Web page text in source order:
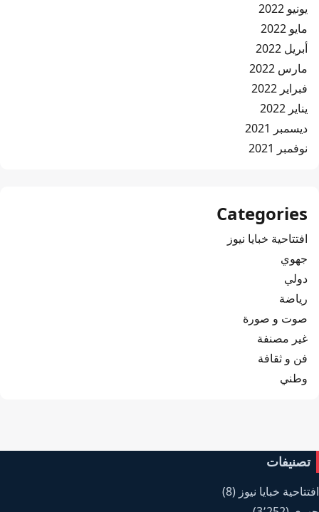
يونيو 2022
مايو 2022
أبريل 2022
مارس 2022
فبراير 2022
يناير 2022
ديسمبر 2021
نوفمبر 2021
Categories
افتتاحية خبايا نيوز
جهوي
دولي
رياضة
صوت و صورة
غير مصنفة
فن و ثقافة
وطني
تصنيفات
افتتاحية خبايا نيوز (8)